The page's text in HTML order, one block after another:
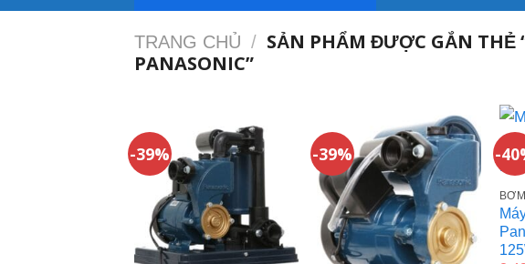
TRANG CHỦ / SẢN PHẨM ĐƯỢC GẮN THẺ
PANASONIC”
-39% -39% -